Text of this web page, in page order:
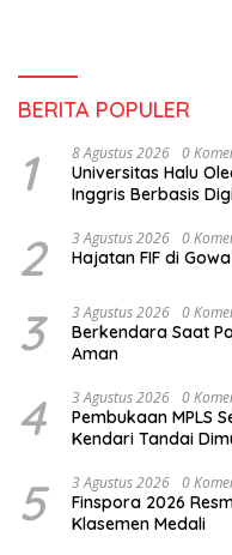
BERITA POPULER
1 8 Agustus 2026 0
Universitas Halu
Inggris Berbasis
2 3 Agustus 2026 0
Hajatan FIF di
3 3 Agustus 2026 0
Berkendara Saat
Aman
4 3 Agustus 2026 0
Pembukaan MPLS
Kendari Tandai
5 3 Agustus 2026 0
Finspora 2026
Klasemen Medali